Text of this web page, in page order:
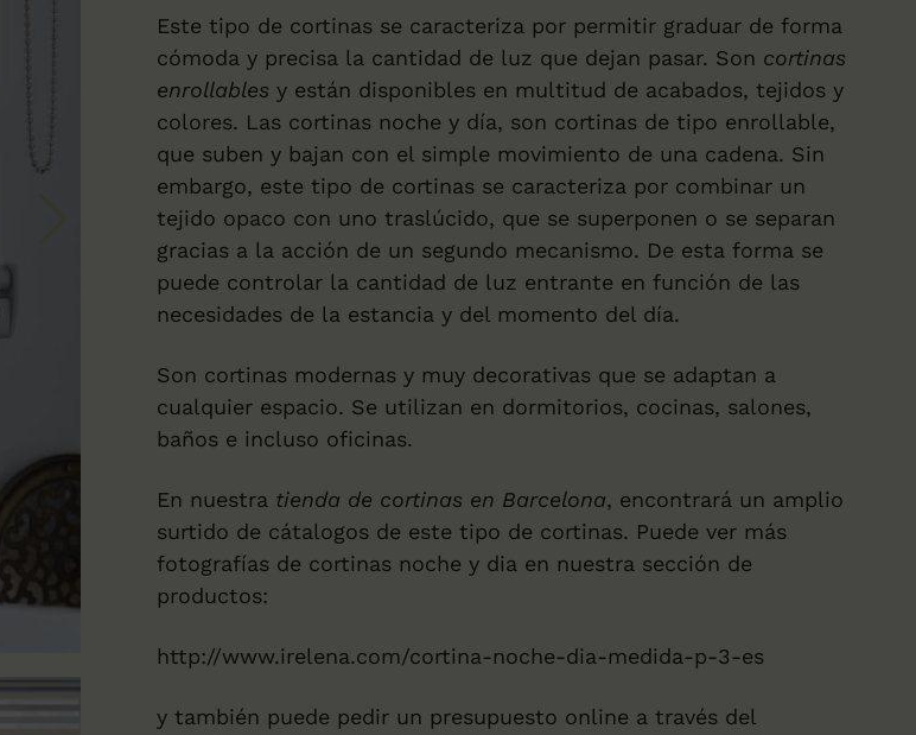
Este tipo de cortinas se caracteriza por permitir graduar de forma
cómoda y precisa la cantidad de luz que dejan pasar. Son cortinas
enrollables y están disponibles en multitud de acabados, tejidos y
colores. Las cortinas noche y día, son cortinas de tipo enrollable,
que suben y bajan con el simple movimiento de una cadena. Sin
embargo, este tipo de cortinas se caracteriza por combinar un
tejido opaco con uno traslúcido, que se superponen o se separan
gracias a la acción de un segundo mecanismo. De esta forma se
puede controlar la cantidad de luz entrante en función de las
necesidades de la estancia y del momento del día.
Son cortinas modernas y muy decorativas que se adaptan a
cualquier espacio. Se utilizan en dormitorios, cocinas, salones,
baños e incluso oficinas.
En nuestra tienda de cortinas en Barcelona, encontrará un amplio
surtido de cátalogos de este tipo de cortinas. Puede ver más
fotografías de cortinas noche y dia en nuestra sección de
productos:
http://www.irelena.com/cortina-noche-dia-medida-p-3-es
y también puede pedir un presupuesto online a través del